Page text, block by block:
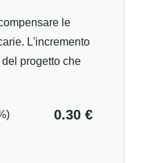
le
L'incremento
progetto che
0.30 €